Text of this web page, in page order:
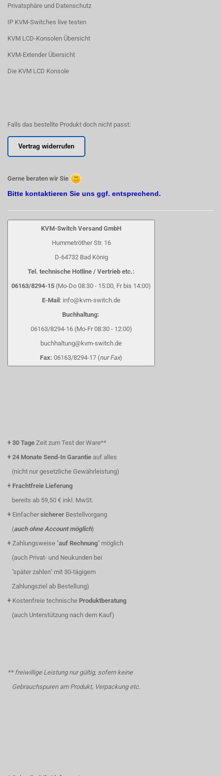
Privatsphäre und Datenschutz
IP KVM-Switches live testen
KVM LCD-Konsolen Übersicht
KVM-Extender Übersicht
Die KVM LCD Konsole
Falls das bestellte Produkt doch nicht passt:
Vertrag widerrufen
Gerne beraten wir Sie
Bitte kontaktieren Sie uns ggf. entsprechend.
KVM-Switch Versand GmbH
Hummetröther Str. 16
D-64732 Bad König
Tel. technische Hotline / Vertrieb etc.:
06163/8294-15 (Mo-Do 08:30 - 15:00, Fr bis 14:00)
E-Mail : info@kvm-switch.de
Buchhaltung:
06163/8294-16 (Mo-Fr 08:30 - 12:00)
buchhaltung@kvm-switch.de
Fax: 06163/8294-17 (nur Fax)
+ 30 Tage Zeit zum Test der Ware**
+ 24 Monate Send-In Garantie auf alles
(nicht nur gesetzliche Gewährleistung)
+ Frachtfreie Lieferung
bereits ab 59,50 € inkl. MwSt.
+ Einfacher sicherer Bestellvorgang
(auch ohne Account möglich)
+ Zahlungsweise "auf Rechnung" möglich
(auch Privat- und Neukunden bei
"später zahlen" mit 30-tägigem
Zahlungsziel ab Bestellung)
+ Kostenfreie technische Produktberatung
(auch Unterstützung nach dem Kauf)
** freiwillige Leistung nur gültig, sofern keine
Gebrauchspuren am Produkt, Verpackung etc.